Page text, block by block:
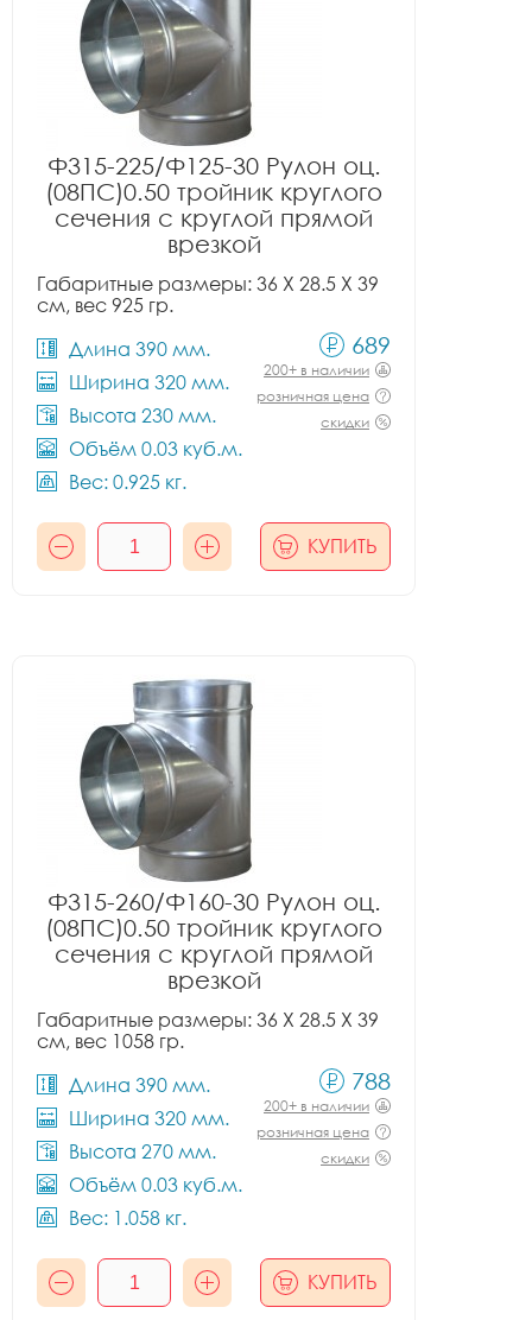
Ф315-225/Ф125-30 Рулон оц.
(08ПС)0.50 тройник круглого
сечения с круглой прямой
врезкой
Габаритные размеры: 36 X 28.5 X 39
см, вес 925 гр.
Длина 390 мм.
Ширина 320 мм.
Высота 230 мм.
Объём 0.03 куб.м.
Вес: 0.925 кг.
689
200+ в наличии
розничная цена
скидки
КУПИТЬ
Ф315-260/Ф160-30 Рулон оц.
(08ПС)0.50 тройник круглого
сечения с круглой прямой
врезкой
Габаритные размеры: 36 X 28.5 X 39
см, вес 1058 гр.
Длина 390 мм.
Ширина 320 мм.
Высота 270 мм.
Объём 0.03 куб.м.
Вес: 1.058 кг.
788
200+ в наличии
розничная цена
скидки
КУПИТЬ